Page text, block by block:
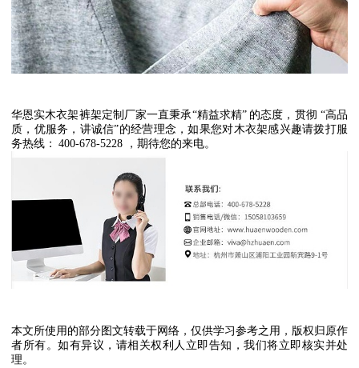
华恩实木衣架裤架定制厂家一直秉承“精益求精” 的态度，贯彻 “高品
质，优服务，讲诚信”的经营理念，如果您对木衣架感兴趣请拨打服
务热线： 400-678-5228 ，期待您的来电。
本文所使用的部分图文转载于网络，仅供学习参考之用，版权归原作
者所有。如有异议，请相关权利人立即告知，我们将立即核实并处
理。